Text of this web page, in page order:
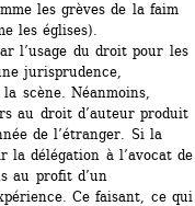
les grèves de la faim
les églises).
l’usage du droit pour les
jurisprudence,
scène. Néanmoins,
au droit d’auteur produit
de l’étranger. Si la
la délégation à l’avocat de
au profit d’un
Ce faisant, ce qui